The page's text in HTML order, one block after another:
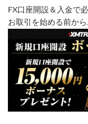
FX口座開設＆入金で
お取引を始める前から